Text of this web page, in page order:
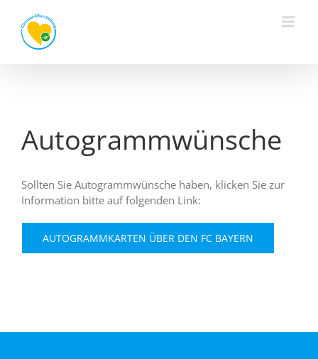
Inhalt
springen
Autogrammwünsche
Sollten Sie Autogrammwünsche haben, klicken Sie zur
Information bitte auf folgenden Link:
AUTOGRAMMKARTEN ÜBER DEN FC BAYERN